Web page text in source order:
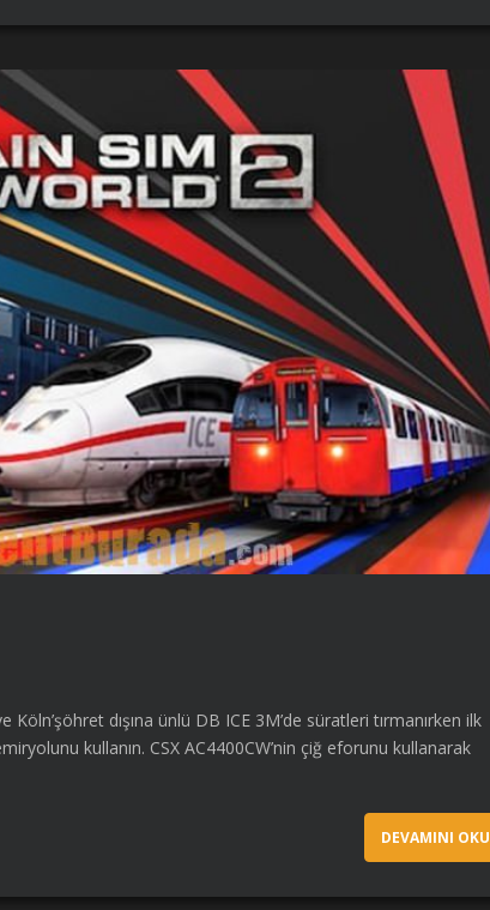
Köln’şöhret dışına ünlü DB ICE 3M’de süratleri tırmanırken ilk
kullanın. CSX AC4400CW’nin çiğ eforunu kullanarak
DEVAMINI OKU